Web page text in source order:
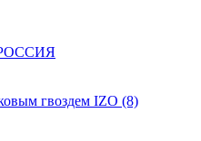
РОССИЯ
гвоздем IZO (8)